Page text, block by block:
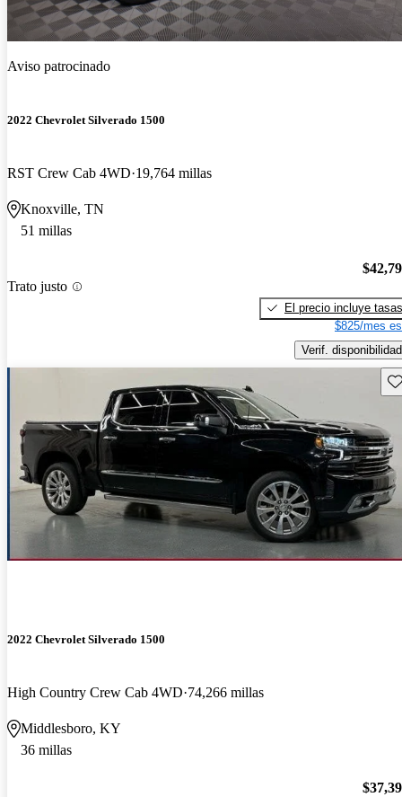
Aviso patrocinado
2022 Chevrolet Silverado 1500
RST Crew Cab 4WD 19,764 millas
Knoxville, TN
51 millas
Trato justo
El precio incluye tasas
$825/mes
Verif. disponibilidad
2022 Chevrolet Silverado 1500
High Country Crew Cab 4WD 74,266 millas
Middlesboro, KY
36 millas